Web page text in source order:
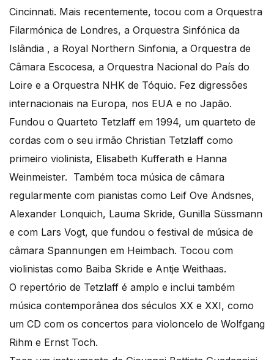
Cincinnati. Mais recentemente, tocou com a Orquestra
Filarmónica de Londres, a Orquestra Sinfónica da
Islândia , a Royal Northern Sinfonia, a Orquestra de
Câmara Escocesa, a Orquestra Nacional do País do
Loire e a Orquestra NHK de Tóquio. Fez digressões
internacionais na Europa, nos EUA e no Japão.
Fundou o Quarteto Tetzlaff em 1994, um quarteto de
cordas com o seu irmão Christian Tetzlaff como
primeiro violinista, Elisabeth Kufferath e Hanna
Weinmeister. Também toca música de câmara
regularmente com pianistas como Leif Ove Andsnes,
Alexander Lonquich, Lauma Skride, Gunilla Süssmann
e com Lars Vogt, que fundou o festival de música de
câmara Spannungen em Heimbach. Tocou com
violinistas como Baiba Skride e Antje Weithaas.
O repertório de Tetzlaff é amplo e inclui também
música contemporânea dos séculos XX e XXI, como
um CD com os concertos para violoncelo de Wolfgang
Rihm e Ernst Toch.